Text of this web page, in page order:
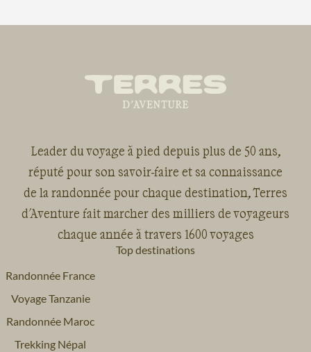
Leader du voyage à pied depuis plus de 50 ans,
réputé pour son savoir-faire et sa connaissance
de la randonnée pour chaque destination, Terres
d'Aventure fait marcher des milliers de voyageurs
chaque année à travers 1600 voyages
Top destinations
Randonnée France
Voyage Tanzanie
Randonnée Maroc
Trekking Népal